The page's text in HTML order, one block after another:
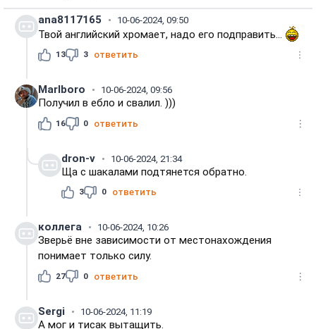
ana8117165 10-06-2024, 09:50
Твой английский хромает, надо его подправить...
13 3 ответить
Marlboro 10-06-2024, 09:56
Получил в ебло и свалил. )))
16 0 ответить
dron-v 10-06-2024, 21:34
Ща с шакалами подтянется обратно.
3 0 ответить
коллега 10-06-2024, 10:26
Зверьё вне зависимости от местонахождения
понимает только силу.
27 0 ответить
Sergi 10-06-2024, 11:19
А мог и тисак вытащить.